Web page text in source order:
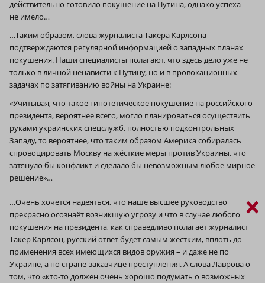
действительно готовило покушение на Путина, однако успеха
не имело…
…Таким образом, слова журналиста Такера Карлсона
подтверждаются регулярной информацией о западных планах
покушения. Наши специалисты полагают, что здесь дело уже не
только в личной ненависти к Путину, но и в провокационных
задачах по затягиванию войны на Украине:
«Учитывая, что такое гипотетическое покушение на российского
президента, вероятнее всего, могло планироваться осуществить
руками украинских спецслужб, полностью подконтрольных
Западу, то вероятнее, что таким образом Америка собиралась
спровоцировать Москву на жёсткие меры против Украины, что
затянуло бы конфликт и сделало бы невозможным любое мирное
решение»…
…Очень хочется надеяться, что наше высшее руководство
прекрасно осознаёт возникшую угрозу и что в случае любого
покушения на президента, как справедливо полагает журналист
Такер Карлсон, русский ответ будет самым жёстким, вплоть до
применения всех имеющихся видов оружия – и даже не по
Украине, а по стране-заказчице преступления. А слова Лаврова о
том, что «кто-то должен очень хорошо подумать о возможных
×